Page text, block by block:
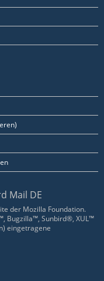
Mail DE
der Mozilla Foundation.
Bugzilla™, Sunbird®, XUL™
eingetragene